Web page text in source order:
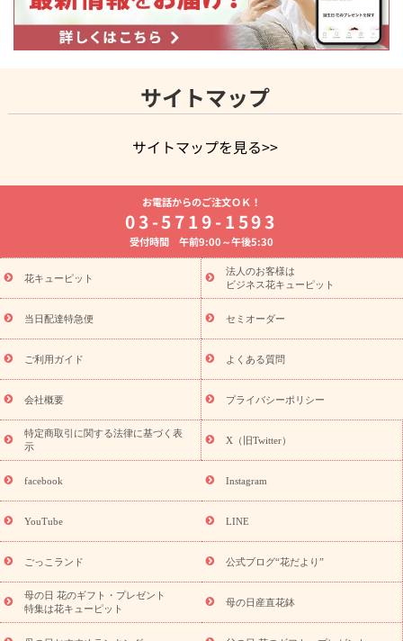
サイトマップ
サイトマップを見る>>
よく贈られる花
お祝いの花特集
誕生日フラワーギフト特集
8月の誕生花(トルコキキョウ)
開店・開業祝い
お供え・お悔やみ お供え・お悔やみの花
通夜・葬儀に贈る花 胡蝶蘭・花鉢
ーブドフラワー
季節のイベント
ひまわり ギフト・プレゼント
特集
お盆 花（新盆・初盆） 季節のイベント
お盆 花（新
盆・初盆）
お盆 花（新盆・初盆）
お盆・お供え 花とセットギ
フト
お盆・お供え プリザーブドフラワー
ひまわり ギフト・プ
レゼント特集
夏の花贈り・お中元・暑中見舞い 花のギフト特集
敬老の日におくる花ギフト・プレゼント特集
花ギフト・プレゼント特集
敬老の日 花のおすすめランキング
敬
老の日 花鉢植えのギフト・プレゼント特集
敬老の日 花とセットギ
フト・プレゼント特集
敬老の日の花 全てのギフト一覧
キャン
ペーン
映画『ウォーターガーディアンズ』コラボキャンペーン
「きょう誕生日なんです」キャンペーン
誕生日の花を探す
誕生日フラワーギフト 誕生日フラワーギフト特集
(トルコキキョウ)
9月の誕生花(リンドウ)
ら探す
お祝いの花特集 当日配達特急便 お祝い商品一覧
念日
結婚祝い 出産祝い 退院祝い・快気祝い
寿祝い
プチギフト ペットのお祝いフラワー
お電話からのご注文ＯＫ！
03-5719-1593
受付時間 午前9:00～午後5:30
花キューピット
法人のお客様は
ビジネス花キューピット
当日配達特急便 セミオーダー
ご利用ガイド よくある質問
会社概要 プライバシーポリシー
特定商取引に関する法律に基づく表
示
X（旧Twitter）
facebook Instagram
YouTube LINE
ごっこランド 公式ブログ“花だより”
母の日 花のギフト・プレゼント
特集は花キューピット
母の日産直花鉢